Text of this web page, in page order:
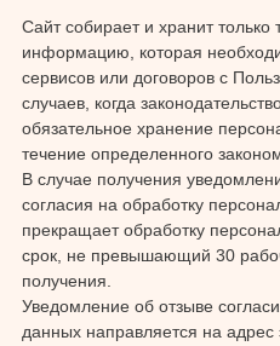
Сайт собирает и хранит только
информацию, которая
сервисов или договоров с
случаев, когда
обязательное хранение
течение определенного
В случае получения
согласия на обработку
прекращает обработку
срок, не превышающий 30
получения.
Уведомление об отзыве
данных направляется на адрес